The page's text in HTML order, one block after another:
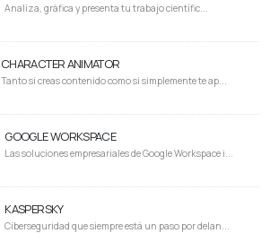
Analiza, gráfica y presenta tu trabajo científic...
CHARACTER ANIMATOR
Tanto si creas contenido como si simplemente te ap...
GOOGLE WORKSPACE
Las soluciones empresariales de Google Workspace i...
KASPERSKY
Ciberseguridad que siempre está un paso por delan...